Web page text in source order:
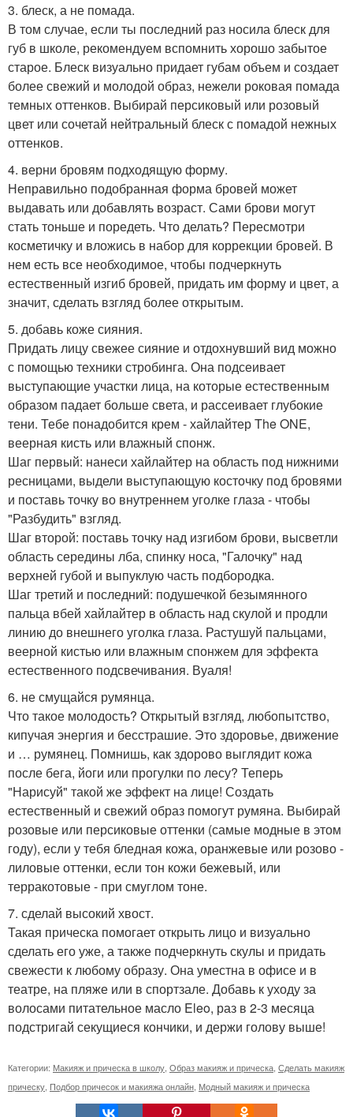
3. блеск, а не помада.
В том случае, если ты последний раз носила блеск для
губ в школе, рекомендуем вспомнить хорошо забытое
старое. Блеск визуально придает губам объем и создает
более свежий и молодой образ, нежели роковая помада
темных оттенков. Выбирай персиковый или розовый
цвет или сочетай нейтральный блеск с помадой нежных
оттенков.
4. верни бровям подходящую форму.
Неправильно подобранная форма бровей может
выдавать или добавлять возраст. Сами брови могут
стать тоньше и поредеть. Что делать? Пересмотри
косметичку и вложись в набор для коррекции бровей. В
нем есть все необходимое, чтобы подчеркнуть
естественный изгиб бровей, придать им форму и цвет, а
значит, сделать взгляд более открытым.
5. добавь коже сияния.
Придать лицу свежее сияние и отдохнувший вид можно
с помощью техники стробинга. Она подсеивает
выступающие участки лица, на которые естественным
образом падает больше света, и рассеивает глубокие
тени. Тебе понадобится крем - хайлайтер The ONE,
веерная кисть или влажный спонж.
Шаг первый: нанеси хайлайтер на область под нижними
ресницами, выдели выступающую косточку под бровями
и поставь точку во внутреннем уголке глаза - чтобы
"Разбудить" взгляд.
Шаг второй: поставь точку над изгибом брови, высветли
область середины лба, спинку носа, "Галочку" над
верхней губой и выпуклую часть подбородка.
Шаг третий и последний: подушечкой безымянного
пальца вбей хайлайтер в область над скулой и продли
линию до внешнего уголка глаза. Растушуй пальцами,
веерной кистью или влажным спонжем для эффекта
естественного подсвечивания. Вуаля!
6. не смущайся румянца.
Что такое молодость? Открытый взгляд, любопытство,
кипучая энергия и бесстрашие. Это здоровье, движение
и … румянец. Помнишь, как здорово выглядит кожа
после бега, йоги или прогулки по лесу? Теперь
"Нарисуй" такой же эффект на лице! Создать
естественный и свежий образ помогут румяна. Выбирай
розовые или персиковые оттенки (самые модные в этом
году), если у тебя бледная кожа, оранжевые или розово -
лиловые оттенки, если тон кожи бежевый, или
терракотовые - при смуглом тоне.
7. сделай высокий хвост.
Такая прическа помогает открыть лицо и визуально
сделать его уже, а также подчеркнуть скулы и придать
свежести к любому образу. Она уместна в офисе и в
театре, на пляже или в спортзале. Добавь к уходу за
волосами питательное масло Eleo, раз в 2-3 месяца
подстригай секущиеся кончики, и держи голову выше!
Категории: Макияж и прическа в школу, Образ макияж и прическа, Сделать макияж
прическу, Подбор причесок и макияжа онлайн, Модный макияж и прическа